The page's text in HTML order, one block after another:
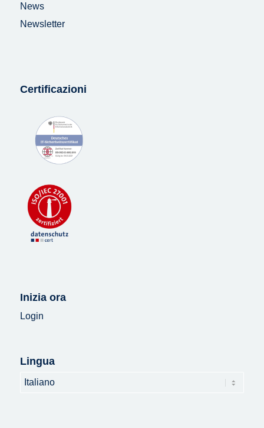
News
Newsletter
Certificazioni
Inizia ora
Login
Lingua